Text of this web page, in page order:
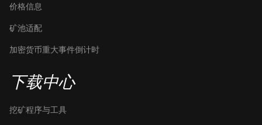
价格信息
矿池适配
加密货币重大事件倒计时
下载中心
挖矿程序与工具